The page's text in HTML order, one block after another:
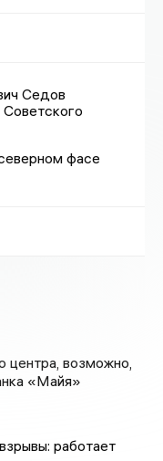
Седов
Советского
фасе
центра, возможно,
«Майя»
работает